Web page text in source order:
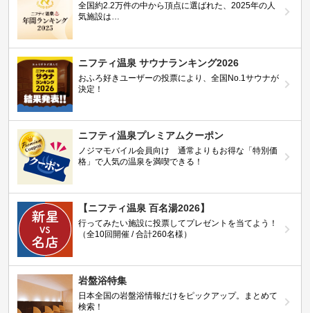
全国約2.2万件の中から頂点に選ばれた、2025年の人
気施設は…
ニフティ温泉 サウナランキング2026
おふろ好きユーザーの投票により、全国No.1サウナが
決定！
ニフティ温泉プレミアムクーポン
ノジマモバイル会員向け 通常よりもお得な「特別価
格」で人気の温泉を満喫できる！
【ニフティ温泉 百名湯2026】
行ってみたい施設に投票してプレゼントを当てよう！
（全10回開催 / 合計260名様）
岩盤浴特集
日本全国の岩盤浴情報だけをピックアップ。まとめて
検索！